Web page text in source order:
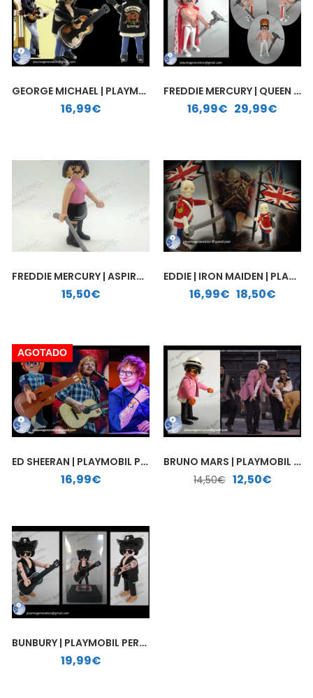
GEORGE MICHAEL | PLAYMOBIL PERSONALIZADO
16,99€
FREDDIE MERCURY | QUEEN | CUSTOM PLAYMOBIL
16,99€ 29,99€
Rango de precios: desde 16,99€ hasta 29,99€
FREDDIE MERCURY | ASPIRADORA | PLAYMOBIL PERSONALIZADO
15,50€
EDDIE | IRON MAIDEN | PLAYMOBIL PERSONALIZADO
16,99€ 18,50€
Rango de precios: desde 16,99€ hasta 18,50€
AGOTADO
ED SHEERAN | PLAYMOBIL PERSONALIZADO
16,99€
BRUNO MARS | PLAYMOBIL PERSONALIZADO
14,50€ El precio original era: 14,50€.
12,50€
El precio actual es: 12,50€.
BUNBURY | PLAYMOBIL PERSONALIZADO
19,99€